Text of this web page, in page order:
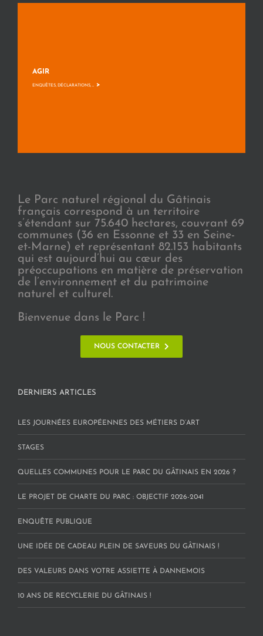
AGIR
ENQUÊTES, DÉCLARATIONS, ... >
Le Parc naturel régional du Gâtinais
français correspond à un territoire
s’étendant sur 75.640 hectares, couvrant 69
communes (36 en Essonne et 33 en Seine-
et-Marne) et représentant 82.153 habitants
qui est aujourd’hui au cœur des
préoccupations en matière de préservation
de l’environnement et du patrimoine
naturel et culturel.
Bienvenue dans le Parc !
NOUS CONTACTER
DERNIERS ARTICLES
LES JOURNÉES EUROPÉENNES DES MÉTIERS D’ART
STAGES
QUELLES COMMUNES POUR LE PARC DU GÂTINAIS EN 2026 ?
LE PROJET DE CHARTE DU PARC : OBJECTIF 2026-2041
ENQUÊTE PUBLIQUE
UNE IDÉE DE CADEAU PLEIN DE SAVEURS DU GÂTINAIS !
DES VALEURS DANS VOTRE ASSIETTE À DANNEMOIS
10 ANS DE RECYCLERIE DU GÂTINAIS !